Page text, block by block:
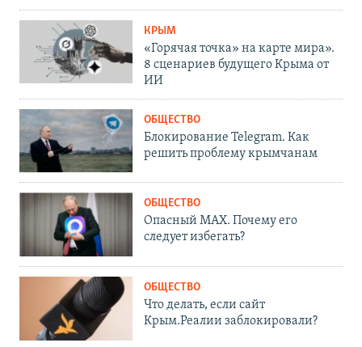
КРЫМ
«Горячая точка» на карте мира».
8 сценариев будущего Крыма от
ИИ
ОБЩЕСТВО
Блокирование Telegram. Как
решить проблему крымчанам
ОБЩЕСТВО
Опасный MAX. Почему его
следует избегать?
ОБЩЕСТВО
Что делать, если сайт
Крым.Реалии заблокировали?